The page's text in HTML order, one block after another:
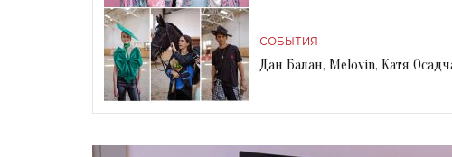
СОБЫТИЯ
Дан Балан, Melovin, Катя